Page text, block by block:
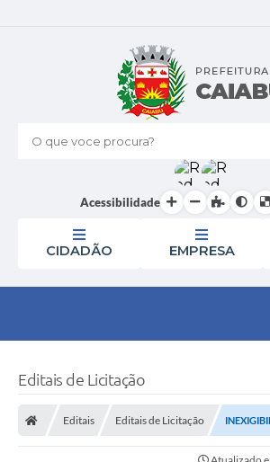
O que voce procura?
Acessibilidade
CIDADÃO EMPRESA
Editais de Licitação
Editais Editais de Licitação